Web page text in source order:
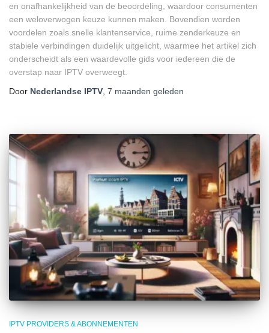
en onafhankelijkheid van de beoordeling, waardoor consumenten
een weloverwogen keuze kunnen maken. Bovendien worden
voordelen zoals snelle klantenservice, ruime zenderkeuze en
stabiele verbindingen duidelijk uitgelicht, waarmee het artikel zich
onderscheidt als een waardevolle gids voor iedereen die de
overstap naar IPTV overweegt.
Door Nederlandse IPTV 7 maanden geleden
IPTV PROVIDERS & ABONNEMENTEN